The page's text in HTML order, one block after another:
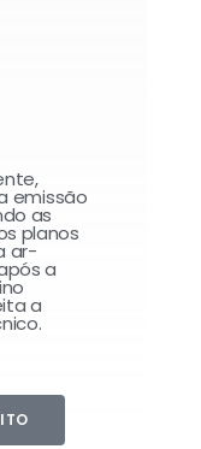
emissão
as
planos
ar-
a
a